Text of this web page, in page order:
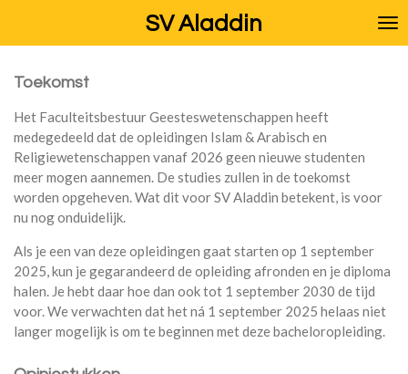
de
SV Aladdin
Toekomst
Het Faculteitsbestuur Geesteswetenschappen heeft
medegedeeld dat de opleidingen Islam & Arabisch en
Religiewetenschappen vanaf 2026 geen nieuwe studenten
meer mogen aannemen. De studies zullen in de toekomst
worden opgeheven. Wat dit voor SV Aladdin betekent, is voor
nu nog onduidelijk.
Als je een van deze opleidingen gaat starten op 1 september
2025, kun je gegarandeerd de opleiding afronden en je diploma
halen. Je hebt daar hoe dan ook tot 1 september 2030 de tijd
voor. We verwachten dat het ná 1 september 2025 helaas niet
langer mogelijk is om te beginnen met deze bacheloropleiding.